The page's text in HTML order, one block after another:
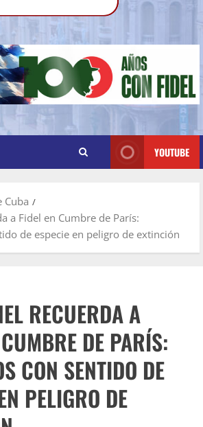
YOUTUBE
Cuba
a Fidel en Cumbre de París:
de especie en peligro de extinción
RECUERDA A
DE PARÍS:
CON SENTIDO DE
PELIGRO DE